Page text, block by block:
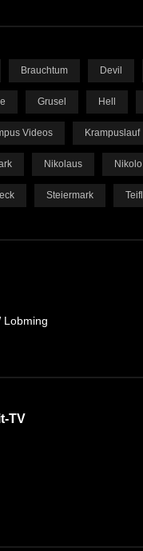
Brauchtum Devil
Grusel Hell
Videos Krampuslauf
Nikolaus Nikolo
Steiermark Teifl
Lobming
TV